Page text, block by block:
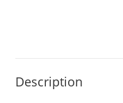
Description